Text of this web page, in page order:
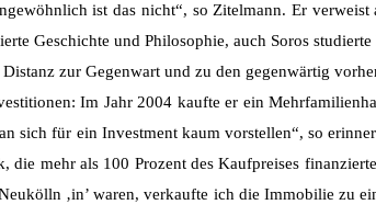
ist das nicht“, so Zitelmann. Er
Geschichte und Philosophie, auch Soros
zur Gegenwart und zu den gegenwärtig
Im Jahr 2004 kaufte er ein
sich für ein Investment kaum vorstellen“, so
mehr als 100 Prozent des Kaufpreises
‚in’ waren, verkaufte ich die Immobilie zu